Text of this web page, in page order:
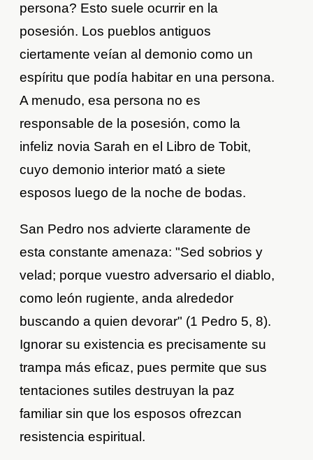
persona? Esto suele ocurrir en la
posesión. Los pueblos antiguos
ciertamente veían al demonio como un
espíritu que podía habitar en una persona.
A menudo, esa persona no es
responsable de la posesión, como la
infeliz novia Sarah en el Libro de Tobit,
cuyo demonio interior mató a siete
esposos luego de la noche de bodas.
San Pedro nos advierte claramente de
esta constante amenaza: "Sed sobrios y
velad; porque vuestro adversario el diablo,
como león rugiente, anda alrededor
buscando a quien devorar" (1 Pedro 5, 8).
Ignorar su existencia es precisamente su
trampa más eficaz, pues permite que sus
tentaciones sutiles destruyan la paz
familiar sin que los esposos ofrezcan
resistencia espiritual.